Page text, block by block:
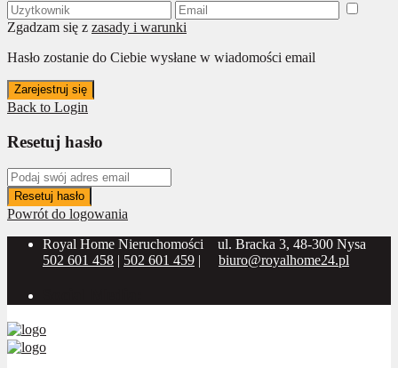
Zgadzam się z zasady i warunki
Hasło zostanie do Ciebie wysłane w wiadomości email
Zarejestruj się
Back to Login
Resetuj hasło
Resetuj hasło
Powrót do logowania
Royal Home Nieruchomości
ul. Bracka 3, 48-300 Nysa
502 601 458 | 502 601 459 | biuro@royalhome24.pl